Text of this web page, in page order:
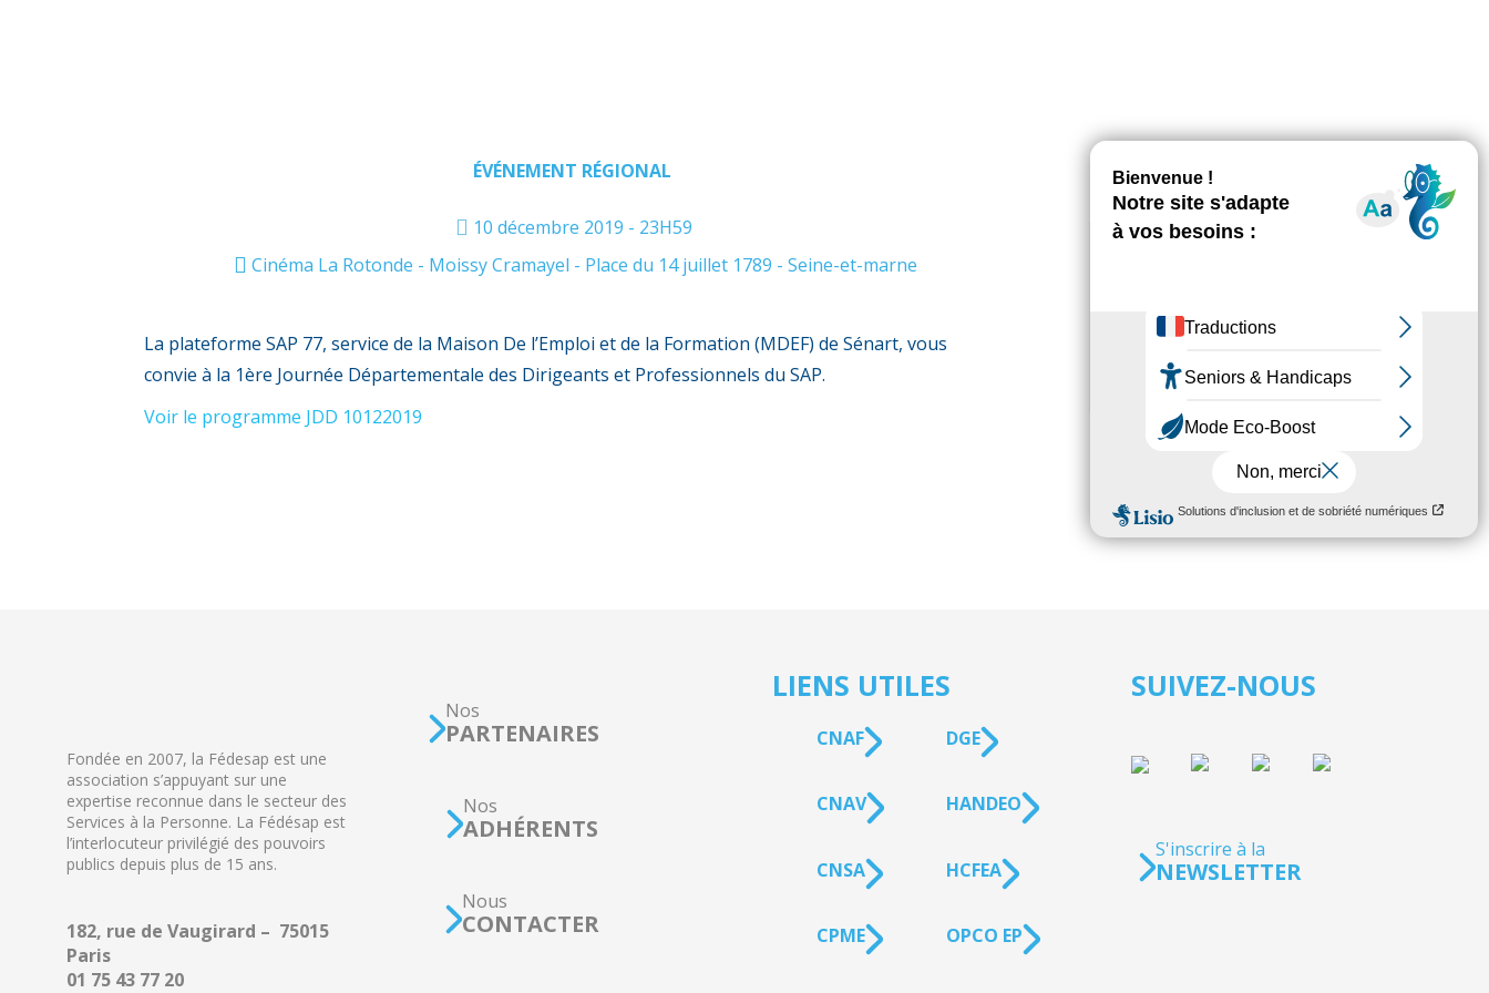
ÉVÉNEMENT RÉGIONAL
10 décembre 2019 - 23H59
Cinéma La Rotonde - Moissy Cramayel - Place du 14 juillet 1789 - Seine-et-marne
La plateforme SAP 77, service de la Maison De l’Emploi et de la Formation (MDEF) de Sénart, vous
convie à la 1ère Journée Départementale des Dirigeants et Professionnels du SAP.
Voir le programme JDD 10122019
AGENDA
Fondée en 2007, la Fédesap est une
association s’appuyant sur une
expertise reconnue dans le secteur des
Services à la Personne. La Fédésap est
l’interlocuteur privilégié des pouvoirs
publics depuis plus de 15 ans.
182, rue de Vaugirard – 75015
Paris
01 75 43 77 20
Nos
PARTENAIRES
Nos
ADHÉRENTS
Nous
CONTACTER
LIENS UTILES
CNAF
CNAV
CNSA
CPME
DGE
HANDEO
HCFEA
OPCO EP
SUIVEZ-NOUS
S'inscrire à la
NEWSLETTER